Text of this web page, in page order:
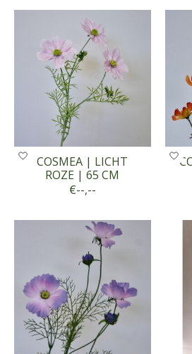
COSMEA | LICHT
ROZE | 65 CM
€--,--